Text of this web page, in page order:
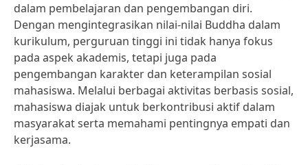
dalam pembelajaran dan pengembangan diri.
Dengan mengintegrasikan nilai-nilai Buddha dalam
kurikulum, perguruan tinggi ini tidak hanya fokus
pada aspek akademis, tetapi juga pada
pengembangan karakter dan keterampilan sosial
mahasiswa. Melalui berbagai aktivitas berbasis sosial,
mahasiswa diajak untuk berkontribusi aktif dalam
masyarakat serta memahami pentingnya empati dan
kerjasama.